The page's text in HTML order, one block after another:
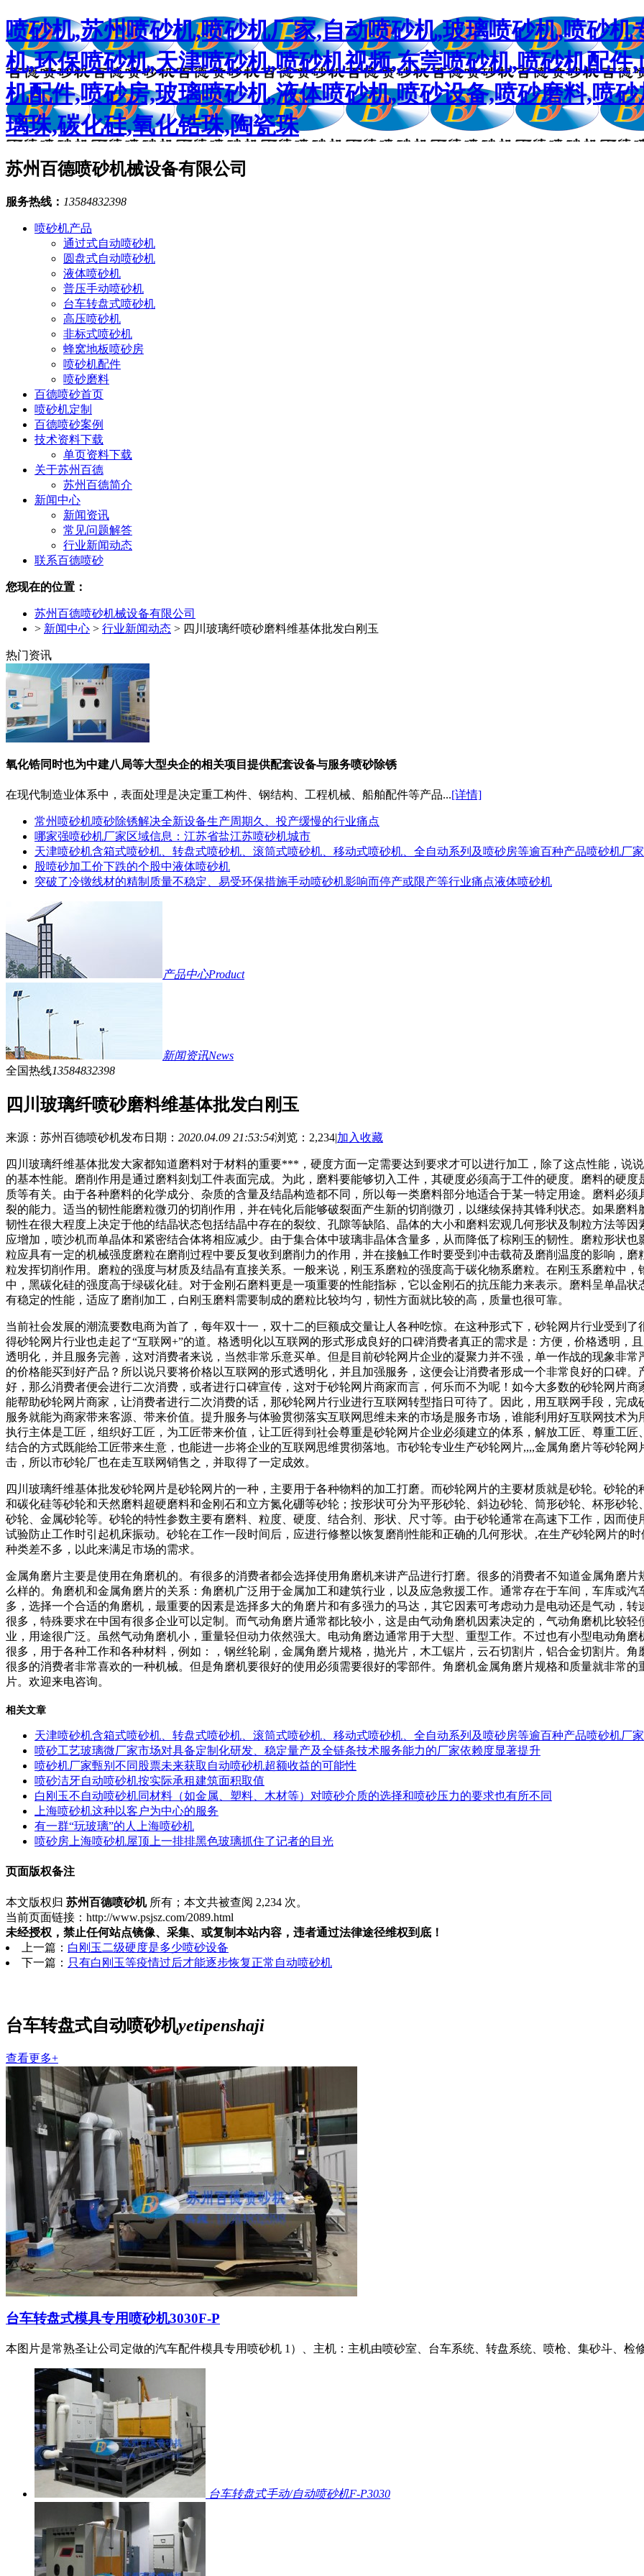
喷砂机,苏州喷砂机,喷砂机厂家,自动喷砂机,玻璃喷砂机,喷砂
机,环保喷砂机,天津喷砂机,喷砂机视频,东莞喷砂机,喷砂机配
机配件,喷砂房,玻璃喷砂机,液体喷砂机,喷砂设备,喷砂磨料,喷
璃珠,碳化硅,氧化锆珠,陶瓷珠
苏州百德喷砂机械设备有限公司
服务热线： 13584832398
喷砂机产品
通过式自动喷砂机
圆盘式自动喷砂机
液体喷砂机
普压手动喷砂机
台车转盘式喷砂机
高压喷砂机
非标式喷砂机
蜂窝地板喷砂房
喷砂机配件
喷砂磨料
百德喷砂首页
喷砂机定制
百德喷砂案例
技术资料下载
单页资料下载
关于苏州百德
苏州百德简介
新闻中心
新闻资讯
常见问题解答
行业新闻动态
联系百德喷砂
您现在的位置：
苏州百德喷砂机械设备有限公司
> 新闻中心 > 行业新闻动态 > 四川玻璃纤喷砂磨料维基体批发白刚玉
热门资讯
氧化锆同时也为中建八局等大型央企的相关项目提供配套设备与服务喷砂除锈
在现代制造业体系中，表面处理是决定重工构件、钢结构、工程机械、船舶配件等产品...[详情]
常州喷砂机喷砂除锈解决全新设备生产周期久、投产缓慢的行业痛点
哪家强喷砂机厂家区域信息：江苏省盐江苏喷砂机城市
天津喷砂机含箱式喷砂机、转盘式喷砂机、滚筒式喷砂机、移动式喷砂机、全自动系列及喷砂房等逾百种产品喷砂机厂
股喷砂加工价下跌的个股中液体喷砂机
突破了冷镦线材的精制质量不稳定、易受环保措施手动喷砂机影响而停产或限产等行业痛点液体喷砂机
产品中心Product
新闻资讯News
全国热线13584832398
四川玻璃纤喷砂磨料维基体批发白刚玉
来源：苏州百德喷砂机发布日期： 2020.04.09 21:53:54浏览： 2,234|加入收藏
四川玻璃纤维基体批发大家都知道磨料对于材料的重要***，硬度方面一定需要达到要求才可以进行加工，除了这点性能，说
的基本性能。磨削作用是通过磨料刻划工件表面完成。为此，磨料要能够切入工件，其硬度必须高于工件的硬度。磨料的硬
质等有关。由于各种磨料的化学成分、杂质的含量及结晶构造都不同，所以每一类磨料部分地适合于某一特定用途。磨料必
裂的能力。适当的韧性能磨粒微刃的切削作用，并在钝化后能够破裂面产生新的切削微刃，以继续保持其锋利状态。如果磨
韧性在很大程度上决定于他的结晶状态包括结晶中存在的裂纹、孔隙等缺陷、晶体的大小和磨料宏观几何形状及制粒方法等
应增加，喷沙机而单晶体和紧密结合体将相应减少。由于集合体中玻璃非晶体含量多，从而降低了棕刚玉的韧性。磨粒形状
粒应具有一定的机械强度磨粒在磨削过程中要反复收到磨削力的作用，并在接触工作时要受到冲击载荷及磨削温度的影响，
粒发挥切削作用。磨粒的强度与材质及结晶有直接关系。一般来说，刚玉系磨粒的强度高于碳化物系磨粒。在刚玉系磨粒中
中，黑碳化硅的强度高于绿碳化硅。对于金刚石磨料更是一项重要的性能指标，它以金刚石的抗压能力来表示。磨料呈单晶
有稳定的性能，适应了磨削加工，白刚玉磨料需要制成的磨粒比较均匀，韧性方面就比较的高，质量也很可靠。
当前社会发展的潮流要数电商为首了，每年双十一，双十二的巨额成交量让人各种吃惊。在这种形式下，砂轮网片行业受到
得砂轮网片行业也走起了“互联网+”的道。格透明化以互联网的形式形成良好的口碑消费者真正的需求是：方便，价格透明，
透明化，并且服务完善，这对消费者来说，当然非常乐意买单。但是目前砂轮网片企业的凝聚力并不强，单一作战的现象非
的价格能买到好产品？所以说只要将价格以互联网的形式透明化，并且加强服务，这便会让消费者形成一个非常良好的口碑
好，那么消费者便会进行二次消费，或者进行口碑宣传，这对于砂轮网片商家而言，何乐而不为呢！如今大多数的砂轮网片
能帮助砂轮网片商家，让消费者进行二次消费的话，那砂轮网片行业进行互联网转型指日可待了。因此，用互联网手段，完
服务就能为商家带来客源、带来价值。提升服务与体验贯彻落实互联网思维未来的市场是服务市场，谁能利用好互联网技术
执行主体是工匠，组织好工匠，为工匠带来价值，让工匠得到社会尊重是砂轮网片企业必须建立的体系，解放工匠、尊重工
结合的方式既能给工匠带来生意，也能进一步将企业的互联网思维贯彻落地。市砂轮专业生产砂轮网片,,,,金属角磨片等砂轮
击，所以市砂轮厂也在走互联网销售之，并取得了一定成效。
四川玻璃纤维基体批发砂轮网片是砂轮网片的一种，主要用于各种物料的加工打磨。而砂轮网片的主要材质就是砂轮。砂轮
和碳化硅等砂轮和天然磨料超硬磨料和金刚石和立方氮化硼等砂轮；按形状可分为平形砂轮、斜边砂轮、筒形砂轮、杯形砂
砂轮、金属砂轮等。砂轮的特性参数主要有磨料、粒度、硬度、结合剂、形状、尺寸等。由于砂轮通常在高速下工作，因而
试验防止工作时引起机床振动。砂轮在工作一段时间后，应进行修整以恢复磨削性能和正确的几何形状。,在生产砂轮网片的
种类差不多，以此来满足市场的需求。
金属角磨片主要是使用在角磨机的。有很多的消费者都会选择使用角磨机来讲产品进行打磨。很多的消费者不知道金属角磨
么样的。角磨机和金属角磨片的关系：角磨机广泛用于金属加工和建筑行业，以及应急救援工作。通常存在于车间，车库或
多，选择一个合适的角磨机，最重要的因素是选择多大的角磨片和有多强力的马达，其它因素可考虑动力是电动还是气动，
很多，特殊要求在中国有很多企业可以定制。而气动角磨片通常都比较小，这是由气动角磨机因素决定的，气动角磨机比较
业，用途很广泛。虽然气动角磨机小，重量轻但动力依然强大。电动角磨边通常用于大型、重型工作。不过也有小型电动角
很多，用于各种工作和各种材料，例如：，钢丝轮刷，金属角磨片规格，抛光片，木工锯片，云石切割片，铝合金切割片。
很多的消费者非常喜欢的一种机械。但是角磨机要很好的使用必须需要很好的零部件。角磨机金属角磨片规格和质量就非常
片。欢迎来电咨询。
相关文章
天津喷砂机含箱式喷砂机、转盘式喷砂机、滚筒式喷砂机、移动式喷砂机、全自动系列及喷砂房等逾百种产品喷砂机厂
喷砂工艺玻璃微厂家市场对具备定制化研发、稳定量产及全链条技术服务能力的厂家依赖度显著提升
喷砂机厂家甄别不同股票未来获取自动喷砂机超额收益的可能性
喷砂洁牙自动喷砂机按实际承租建筑面积取值
白刚玉不自动喷砂机同材料（如金属、塑料、木材等）对喷砂介质的选择和喷砂压力的要求也有所不同
上海喷砂机这种以客户为中心的服务
有一群“玩玻璃”的人上海喷砂机
喷砂房上海喷砂机屋顶上一排排黑色玻璃抓住了记者的目光
页面版权备注
本文版权归 苏州百德喷砂机所有；本文共被查阅 2,234 次。
当前页面链接：http://www.psjsz.com/2089.html
未经授权，禁止任何站点镜像、采集、或复制本站内容，违者通过法律途径维权到底！
上一篇： 白刚玉二级硬度是多少喷砂设备
下一篇： 只有白刚玉等疫情过后才能逐步恢复正常自动喷砂机
台车转盘式自动喷砂机yetipenshaji
查看更多+
台车转盘式模具专用喷砂机3030F-P
本图片是常熟圣让公司定做的汽车配件模具专用喷砂机 1）、主机：主机由喷砂室、台车系统、转盘系统、喷枪、集砂斗、检
台车转盘式手动/自动喷砂机F-P3030